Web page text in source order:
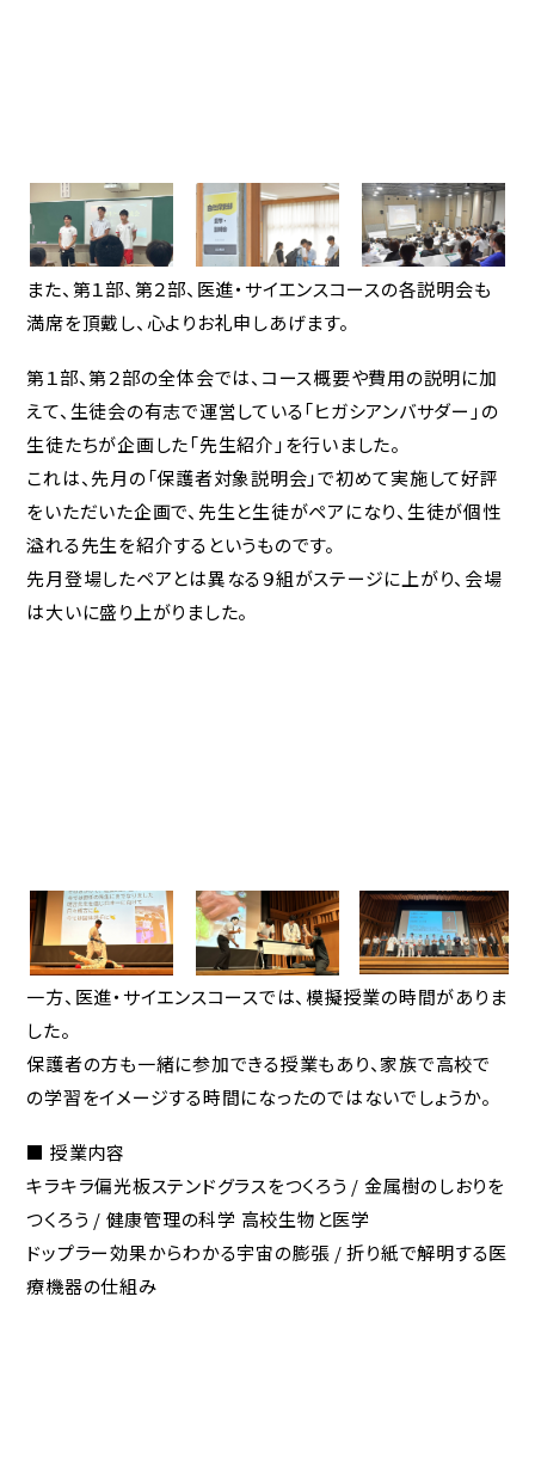
卒業生の方へ
同窓会
各種証明書
教育実習をお考えの方
へ
ご支援をお考えの方へ（寄付）
産学官連携をお考えの方へ
また、第１部、第２部、医進・サイエンスコースの各説明会も
満席を頂戴し、心よりお礼申しあげます。
第１部、第２部の全体会では、コース概要や費用の説明に加
えて、生徒会の有志で運営している「ヒガシアンバサダー」の
生徒たちが企画した「先生紹介」を行いました。
これは、先月の「保護者対象説明会」で初めて実施して好評
をいただいた企画で、先生と生徒がペアになり、生徒が個性
溢れる先生を紹介するというものです。
先月登場したペアとは異なる９組がステージに上がり、会場
は大いに盛り上がりました。
一方、医進・サイエンスコースでは、模擬授業の時間がありま
した。
保護者の方も一緒に参加できる授業もあり、家族で高校で
の学習をイメージする時間になったのではないでしょうか。
■ 授業内容
キラキラ偏光板ステンドグラスをつくろう / 金属樹のしおりを
つくろう / 健康管理の科学 高校生物と医学
ドップラー効果からわかる宇宙の膨張 / 折り紙で解明する医
療機器の仕組み